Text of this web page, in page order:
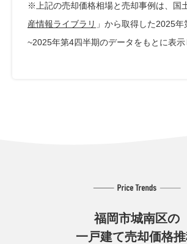
※上記の売却価格相場と売却事例は、国
産情報ライブラリ 」から取得した2025年
~2025年第4四半期のデータをもとに表示
福岡市城南区の
一戸建て売却価格